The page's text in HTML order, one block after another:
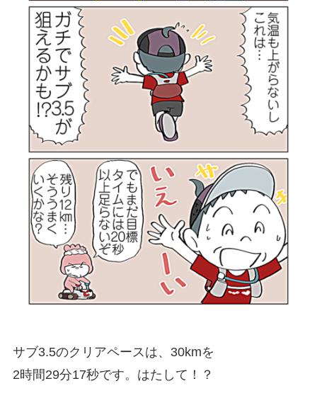
サブ3.5のクリアペースは、30kmを
2時間29分17秒です。はたして！？